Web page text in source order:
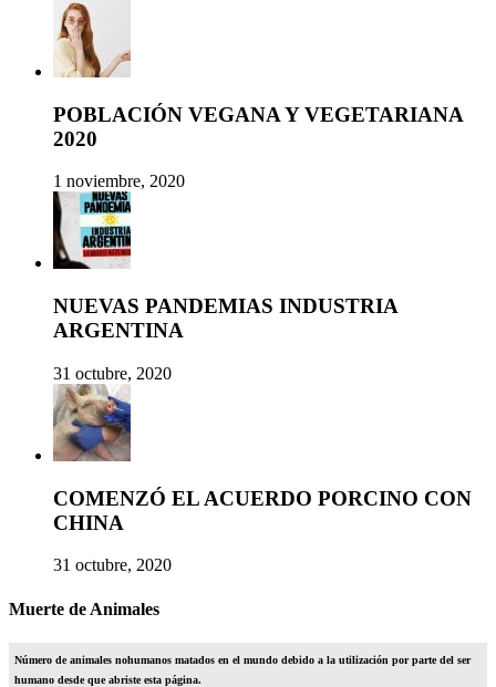
POBLACIÓN VEGANA Y VEGETARIANA
2020
1 noviembre, 2020
NUEVAS PANDEMIAS INDUSTRIA
ARGENTINA
31 octubre, 2020
COMENZÓ EL ACUERDO PORCINO CON
CHINA
31 octubre, 2020
Muerte de Animales
Número de animales nohumanos matados en el mundo debido a la utilización por parte del ser
humano desde que abriste esta página.